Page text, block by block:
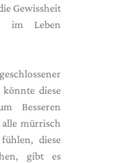
Gewissheit
im Leben
könnte diese
Besseren
mürrisch
diese
gibt es